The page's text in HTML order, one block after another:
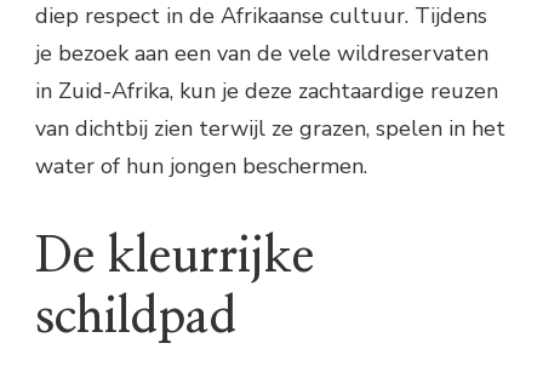
diep respect in de Afrikaanse cultuur. Tijdens
je bezoek aan een van de vele wildreservaten
in Zuid-Afrika, kun je deze zachtaardige reuzen
van dichtbij zien terwijl ze grazen, spelen in het
water of hun jongen beschermen.
De kleurrijke
schildpad